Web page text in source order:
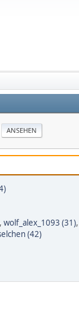
, wolf_alex_1093 (31),
(42)